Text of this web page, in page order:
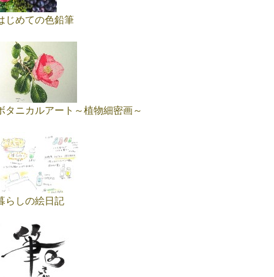
じめての色鉛筆
タニカルアート～植物細密画～
らしの絵日記